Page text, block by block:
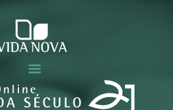
SÉCULO 21
Novo Acordo Ortográfico da Língua Portuguesa.